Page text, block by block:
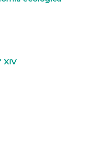
XIV